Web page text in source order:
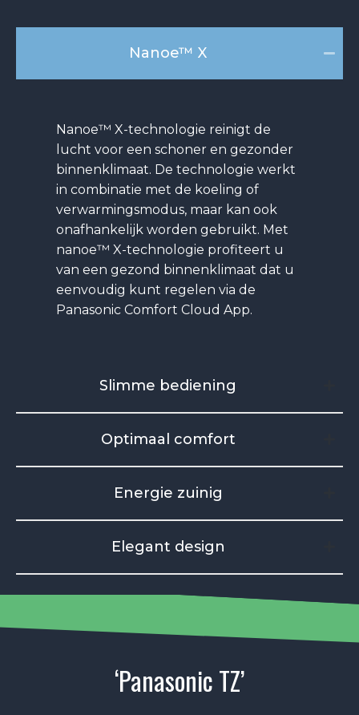
Nanoe™ X
Nanoe™ X-technologie reinigt de
lucht voor een schoner en gezonder
binnenklimaat. De technologie werkt
in combinatie met de koeling of
verwarmingsmodus, maar kan ook
onafhankelijk worden gebruikt. Met
nanoe™ X-technologie profiteert u
van een gezond binnenklimaat dat u
eenvoudig kunt regelen via de
Panasonic Comfort Cloud App.
Slimme bediening
Optimaal comfort
Energie zuinig
Elegant design
‘Panasonic TZ’